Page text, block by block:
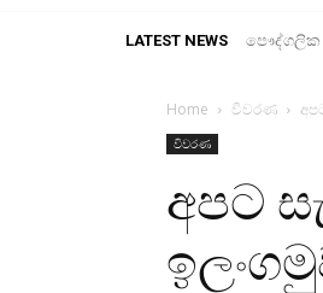
LATEST NEWS පෞද්ගලික
Home විවරණ
විවරණ
අපට